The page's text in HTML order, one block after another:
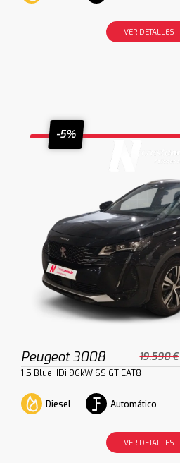
VER DETALLES
-5%
Peugeot 3008 19.590 €
1.5 BlueHDi 96kW SS GT EAT8
Diesel Automático
VER DETALLES